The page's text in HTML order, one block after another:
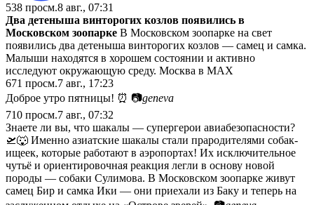
538 просм.8 авг., 07:31
Два детеныша винторогих козлов появились в
Московском зоопарке В Московском зоопарке на свет
появились два детеныша винторогих козлов — самец и самка.
Малыши находятся в хорошем состоянии и активно
исследуют окружающую среду. Москва в МАХ
671 просм.7 авг., 17:23
Доброе утро пятницы! ⏰ 📷geneva
710 просм.7 авг., 07:32
Знаете ли вы, что шакалы — супергерои авиабезопасности?
🛫🐺 Именно азиатские шакалы стали прародителями собак-
ищеек, которые работают в аэропортах! Их исключительное
чутьё и ориентировочная реакция легли в основу новой
породы — собаки Сулимова. В Московском зоопарке живут
самец Бир и самка Ики — они приехали из Баку и теперь на